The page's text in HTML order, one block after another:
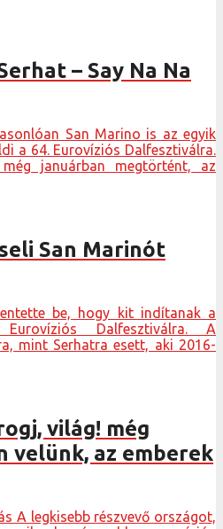
– Say Na Na
San Marino is az egyik
a 64. Eurovíziós Dalfesztiválra.
januárban megtörtént, az
San Marinót
be, hogy kit indítanak a
Dalfesztiválra. A
mint Serhatra esett, aki 2016-
világ! még
velünk, az emberek
A legkisebb részvevő országot,